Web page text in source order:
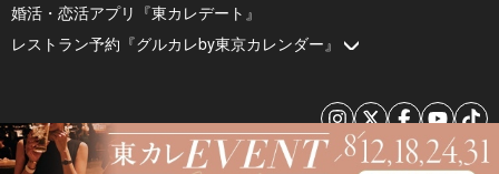
婚活・恋活アプリ『東カレデート』
レストラン予約『グルカレby東京カレンダー』
© 2026 by Tokyo Calendar, Inc.